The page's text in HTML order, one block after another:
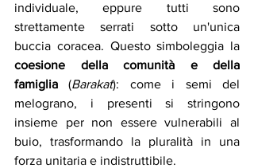
individuale, eppure tutti sono
strettamente serrati sotto un'unica
coesione della comunità e della
famiglia (Barakat): come i semi del
melograno, i presenti si stringono
insieme per non essere vulnerabili al
buio, trasformando la pluralità in una
forza unitaria e indistruttibile.